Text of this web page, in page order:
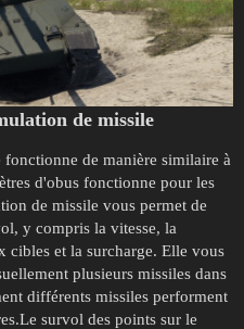
de missile
de manière similaire à
d'obus fonctionne pour les
de missile vous permet de
y compris la vitesse, la
cibles et la surcharge. Elle vous
plusieurs missiles dans
différents missiles performent
survol des points sur le